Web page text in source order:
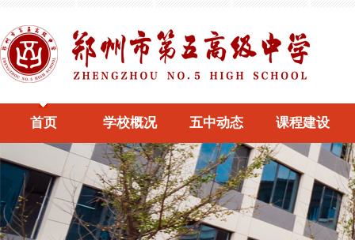
首页 学校概况 五中动态 课程建设